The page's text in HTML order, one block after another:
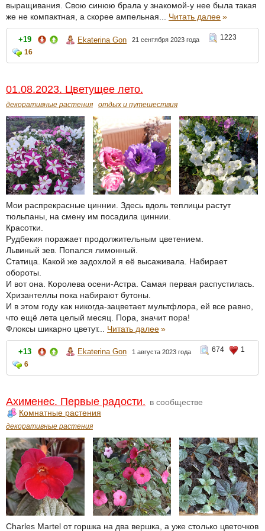
выращивания. Свою синюю брала у знакомой-у нее была такая
же не компактная, а скорее ампельная... Читать далее»
+19 Ekaterina Gon 21 сентября 2023 года
1223
16
01.08.2023. Цветущее лето.
декоративные растения отдых и путешествия
Мои распрекрасные циннии. Здесь вдоль теплицы растут
тюльпаны, на смену им посадила циннии.
Красотки.
Рудбекия поражает продолжительным цветением.
Львиный зев. Попался лимонный.
Статица. Какой же задохлой я её высаживала. Набирает
обороты.
И вот она. Королева осени-Астра. Самая первая распустилась.
Хризантеллы пока набирают бутоны.
И в этом году как никогда-зацветает мультфлора, ей все равно,
что ещё лета целый месяц. Пора, значит пора!
Флоксы шикарно цветут... Читать далее»
+13 Ekaterina Gon 1 августа 2023 года 674
1
6
Ахименес. Первые радости. в сообществе
Комнатные растения
декоративные растения
Charles Martel от горшка на два вершка, а уже столько цветочков